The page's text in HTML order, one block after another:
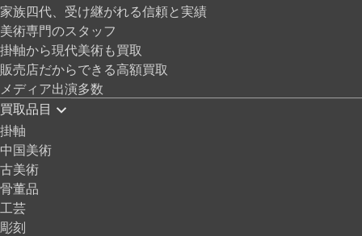
家族四代、受け継がれる信頼と実績
美術専門のスタッフ
掛軸から現代美術も買取
販売店だからできる高額買取
メディア出演多数
買取品目
掛軸
中国美術
古美術
骨董品
工芸
彫刻